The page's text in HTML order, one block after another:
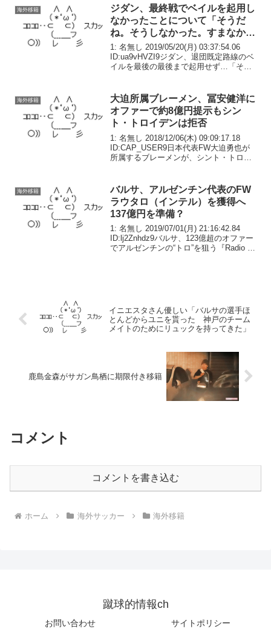
て...
海外移籍
ジダン、最終戦でベイルを起用し
なかったことについて「そうだ
ね。そうしなかった。すまなかっ
た」ナバスは先発出場でファンか
ら暖かい拍手を送られる
1: 名無し 2019/05/20(月) 03:37:54.06
ID:ua9vHVZI9ジダン、退団既定路線のベ
イルを最後の最後まで起用せず…「そう
レアル・マドリー...
海外移籍
大迫所属ブレーメン、冨安健洋に
オファーで約8億円提示もシン
ト・トロイデンは拒否
1: 名無し 2018/12/06(木) 09:09:17.18
ID:CAP_USER9日本代表FW大迫勇也が
所属するブレーメンが、シント・トロイ
報じた。ドイツ誌『...
海外移籍
バルサ、アルゼンチン代表のFW
ラウタロ（インテル）を獲得へ
137億円を準備？
1: 名無し 2019/07/01(月) 21:16:42.84
ID:lj2Znhdz9バルサ、123億超のオファー
でアルゼンチンの“トロ”を狙う『Radio La
イニエスタさん優しい「バルサの選手ほ
とんどからユニを貰った 神戸のチーム
メイトのためにリュックを持ってきた」
鹿島金森がサガン鳥栖に期限付き移籍
コメント
コメントを書き込む
ホーム 海外サッカー 海外移籍
蹴球的情報ch
お問い合わせ サイトポリシー